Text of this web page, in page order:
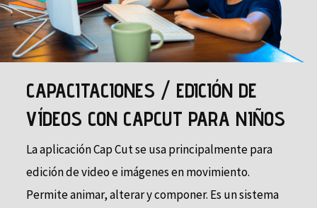
CAPACITACIONES / EDICIÓN DE
VÍDEOS CON CAPCUT PARA NIÑOS
La aplicación Cap Cut se usa principalmente para
edición de video e imágenes en movimiento.
Permite animar, alterar y componer. Es un sistema